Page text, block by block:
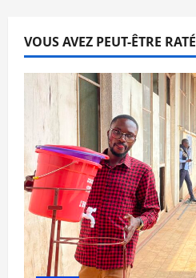
VOUS AVEZ PEUT-ÊTRE RATÉ